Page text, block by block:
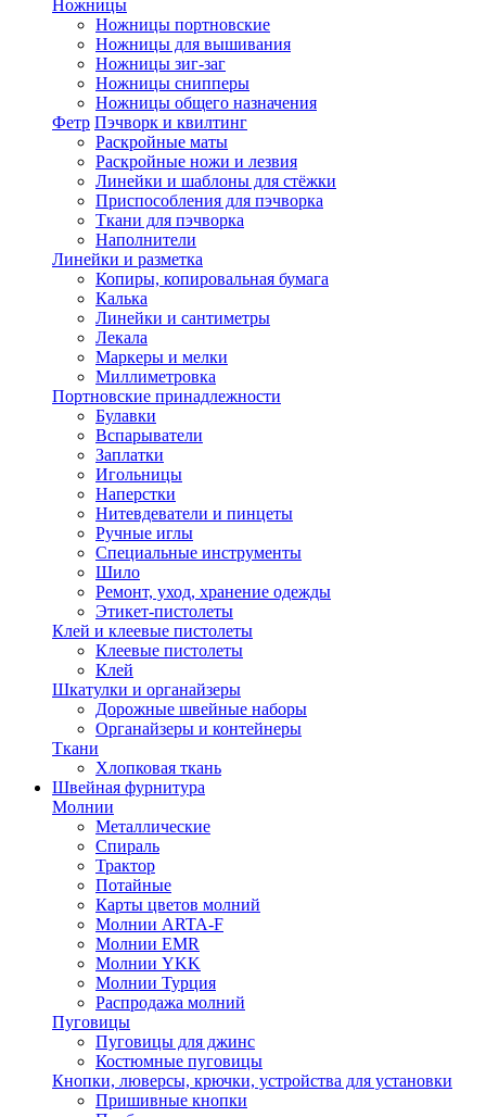
Ножницы
Ножницы портновские
Ножницы для вышивания
Ножницы зиг-заг
Ножницы снипперы
Ножницы общего назначения
Фетр Пэчворк и квилтинг
Раскройные маты
Раскройные ножи и лезвия
Линейки и шаблоны для стёжки
Приспособления для пэчворка
Ткани для пэчворка
Наполнители
Линейки и разметка
Копиры, копировальная бумага
Калька
Линейки и сантиметры
Лекала
Маркеры и мелки
Миллиметровка
Портновские принадлежности
Булавки
Вспарыватели
Заплатки
Игольницы
Наперстки
Нитевдеватели и пинцеты
Ручные иглы
Специальные инструменты
Шило
Ремонт, уход, хранение одежды
Этикет-пистолеты
Клей и клеевые пистолеты
Клеевые пистолеты
Клей
Шкатулки и органайзеры
Дорожные швейные наборы
Органайзеры и контейнеры
Ткани
Хлопковая ткань
Швейная фурнитура
Молнии
Металлические
Спираль
Трактор
Потайные
Карты цветов молний
Молнии ARTA-F
Молнии EMR
Молнии YKK
Молнии Турция
Распродажа молний
Пуговицы
Пуговицы для джинс
Костюмные пуговицы
Кнопки, люверсы, крючки, устройства для установки
Пришивные кнопки